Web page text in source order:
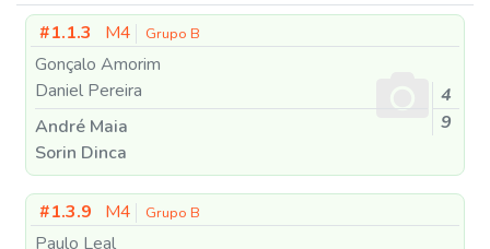
#1.1.3
M4 Grupo B
Gonçalo Amorim
Daniel Pereira
André Maia
Sorin Dinca
4
9
#1.3.9 M4 Grupo B
Paulo Leal